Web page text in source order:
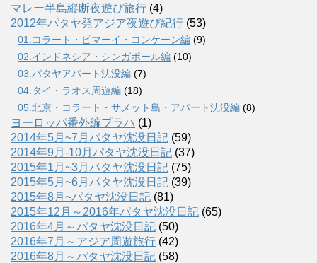
マレー半島縦断夜遊び旅行 (4)
2012年パタヤ発アジア夜遊び紀行 (53)
01.コラート・ピマーイ・コンケーン編 (9)
02.インドネシア・シンガポール編 (10)
03.パタヤアパート沈没編 (7)
04.タイ・ラオス周遊編 (18)
05.北京・コラート・サメット島・アパート沈没編 (8)
ヨーロッパ番外編プラハ (1)
2014年5月~7月パタヤ沈没日記 (59)
2014年9月-10月パタヤ沈没日記 (37)
2015年1月~3月パタヤ沈没日記 (75)
2015年5月~6月パタヤ沈没日記 (39)
2015年8月~パタヤ沈没日記 (81)
2015年12月～2016年パタヤ沈没日記 (65)
2016年4月～パタヤ沈没日記 (50)
2016年7月～アジア周遊旅行 (42)
2016年8月～パタヤ沈没日記 (58)